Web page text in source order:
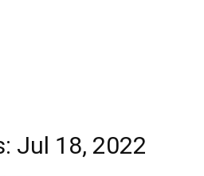
Jul 18, 2022